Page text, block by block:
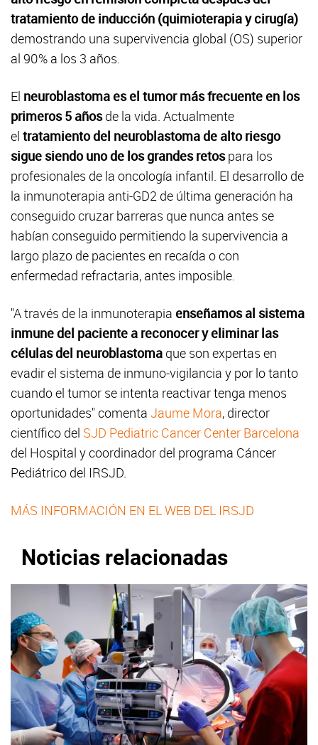
tratamiento de inducción (quimioterapia y cirugía)
demostrando una supervivencia global (OS) superior
al 90% a los 3 años.
El neuroblastoma es el tumor más frecuente en los
primeros 5 añosde la vida. Actualmente
el tratamiento del neuroblastoma de alto riesgo
sigue siendo uno de los grandes retospara los
profesionales de la oncología infantil. El desarrollo de
la inmunoterapia anti-GD2 de última generación ha
conseguido cruzar barreras que nunca antes se
habían conseguido permitiendo la supervivencia a
largo plazo de pacientes en recaída o con
enfermedad refractaria, antes imposible.
"A través de la inmunoterapia enseñamos al sistema
inmune del paciente a reconocer y eliminar las
células del neuroblastoma que son expertas en
evadir el sistema de inmuno-vigilancia y por lo tanto
cuando el tumor se intenta reactivar tenga menos
oportunidades" comenta Jaume Mora, director
científico del SJD Pediatric Cancer Center Barcelona
del Hospital y coordinador del programa Cáncer
Pediátrico del IRSJD.
MÁS INFORMACIÓN EN EL WEB DEL IRSJD
Noticias relacionadas